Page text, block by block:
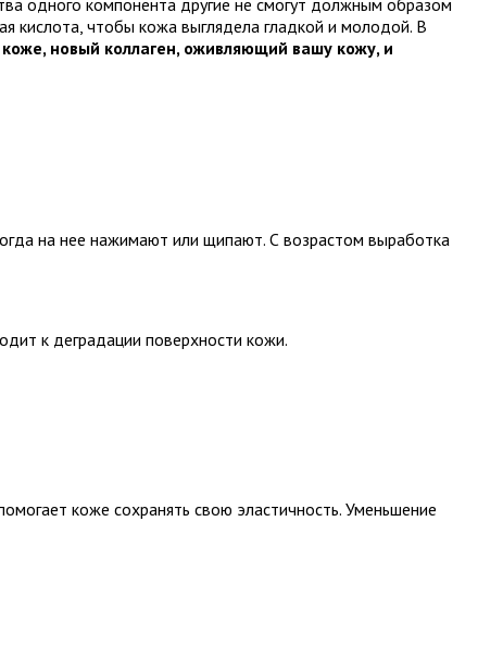
одного компонента другие не смогут должным образом
кислота, чтобы кожа выглядела гладкой и молодой. В
новый коллаген, оживляющий вашу кожу, и
на нее нажимают или щипают. С возрастом выработка
к деградации поверхности кожи.
коже сохранять свою эластичность. Уменьшение